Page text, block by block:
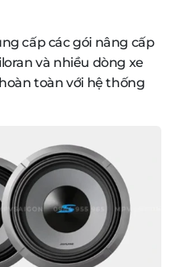
cấp các gói nâng cấp
và nhiều dòng xe
toàn với hệ thống